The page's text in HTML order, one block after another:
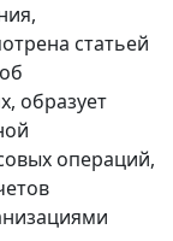
статьей
образует
операций,